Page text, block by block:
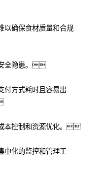
确保食材质量和合规
全隐患。
方式耗时且容易出
控制和资源优化。
化的监控和管理工